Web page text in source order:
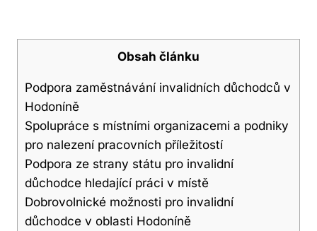
Obsah článku
Podpora zaměstnávání invalidních důchodců v
Hodoníně
Spolupráce s místními organizacemi a podniky
pro nalezení pracovních příležitostí
Podpora ze strany státu pro invalidní
důchodce hledající práci v místě
Dobrovolnické možnosti pro invalidní
důchodce v oblasti Hodoníně